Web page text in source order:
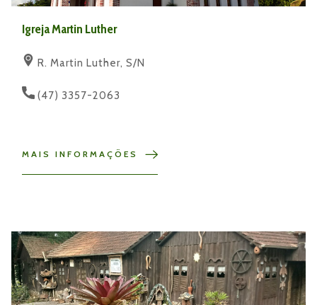
Igreja Martin Luther
R. Martin Luther, S/N
(47) 3357-2063
MAIS INFORMAÇÕES